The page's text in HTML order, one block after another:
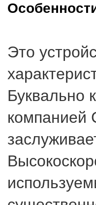
Это
Буквально
компанией